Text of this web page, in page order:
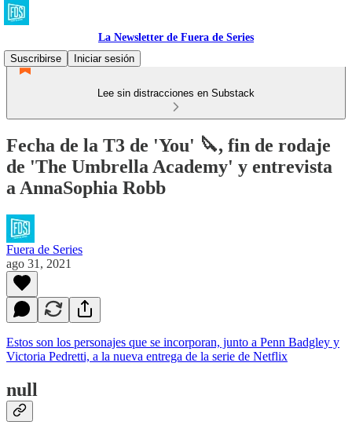
La Newsletter de Fuera de Series
Suscribirse
Iniciar sesión
Lee sin distracciones en Substack
Fecha de la T3 de 'You' 🔪, fin de rodaje
de 'The Umbrella Academy' y entrevista
a AnnaSophia Robb
Fuera de Series
ago 31, 2021
Estos son los personajes que se incorporan, junto a Penn Badgley y
Victoria Pedretti, a la nueva entrega de la serie de Netflix
null